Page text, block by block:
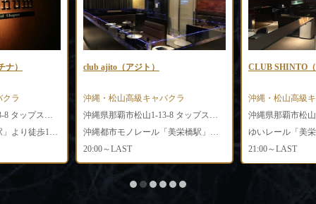
club ajito（アジト）
沖縄・松山高級キャバクラ
沖縄県那覇市松山1-13-8 タップスビル1F
沖縄都市モノレール「美栄橋駅」より徒歩4分、沖縄都市モノレール「県庁前駅」より徒歩5分
CLUB SHINTO（シント）
沖縄・松山高級キャバクラ
ゆいレール「美栄橋駅」より徒
21:00～LAST